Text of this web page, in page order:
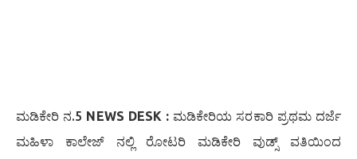
ಮಡಿಕೇರಿ ನ.5 NEWS DESK : ಮಡಿಕೇರಿಯ ಸರಕಾರಿ ಪ್ರಥಮ ದರ್ಜೆ
ಮಹಿಳಾ ಕಾಲೇಜ್ ನಲ್ಲಿ ರೋಟರಿ ಮಡಿಕೇರಿ ವುಡ್ಸ್ ವತಿಯಿಂದ